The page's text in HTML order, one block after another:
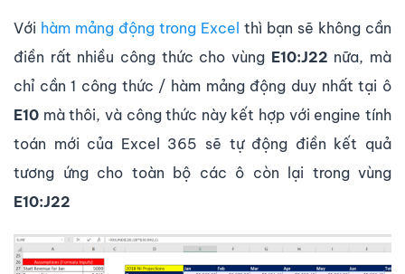
Với hàm mảng động trong Excel thì bạn sẽ không cần
điền rất nhiều công thức cho vùng E10:J22 nữa, mà
chỉ cần 1 công thức / hàm mảng động duy nhất tại ô
E10 mà thôi, và công thức này kết hợp với engine tính
toán mới của Excel 365 sẽ tự động điền kết quả
tương ứng cho toàn bộ các ô còn lại trong vùng
E10:J22